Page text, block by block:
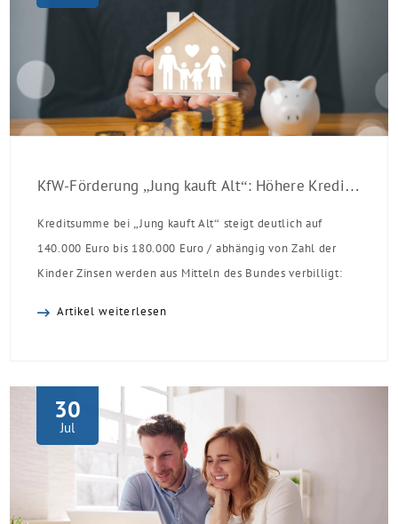
KfW-Förderung „Jung kauft Alt“: Höhere Kredite ab August 2026
Kreditsumme bei „Jung kauft Alt“ steigt deutlich auf
140.000 Euro bis 180.000 Euro / abhängig von Zahl der
Kinder Zinsen werden aus Mitteln des Bundes verbilligt:
Einzelmaßnahmen […]
Artikel weiterlesen
30
Jul